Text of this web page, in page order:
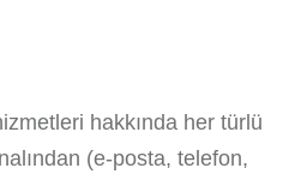
hakkında her türlü
(e-posta, telefon,